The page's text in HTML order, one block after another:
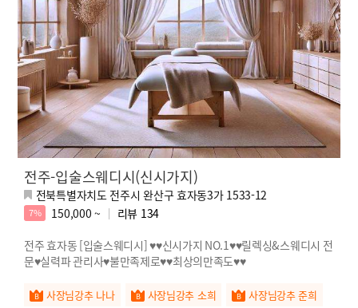
전주-입술스웨디시(신시가지)
전북특별자치도 전주시 완산구 효자동3가 1533-12
7% 150,000 ~ 리뷰 134
전주 효자동 [입술스웨디시] ♥♥신시가지 NO.1♥♥릴렉싱&스웨디시 전
문♥실력파 관리사♥불만족제로♥♥최상의만족도♥♥
사장님강추 나나 사장님강추 소희 사장님강추 준희